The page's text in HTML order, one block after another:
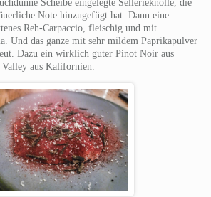
Scheibe eingelegte Sellerieknolle, die
Note hinzugefügt hat. Dann eine
Reh-Carpaccio, fleischig und mit
Und das ganze mit sehr mildem Paprikapulver
Dazu ein wirklich guter Pinot Noir aus
aus Kalifornien.